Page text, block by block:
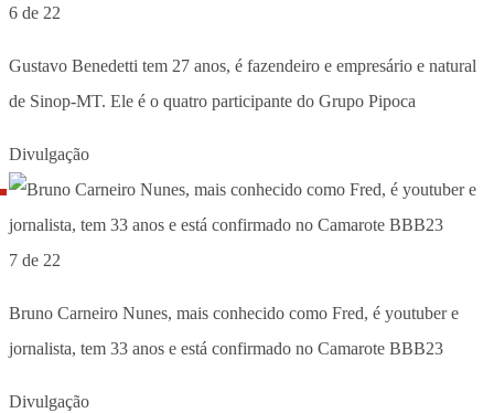
6 de 22
Gustavo Benedetti tem 27 anos, é fazendeiro e empresário e natural
de Sinop-MT. Ele é o quatro participante do Grupo Pipoca
Divulgação
7 de 22
Bruno Carneiro Nunes, mais conhecido como Fred, é youtuber e
jornalista, tem 33 anos e está confirmado no Camarote BBB23
Divulgação